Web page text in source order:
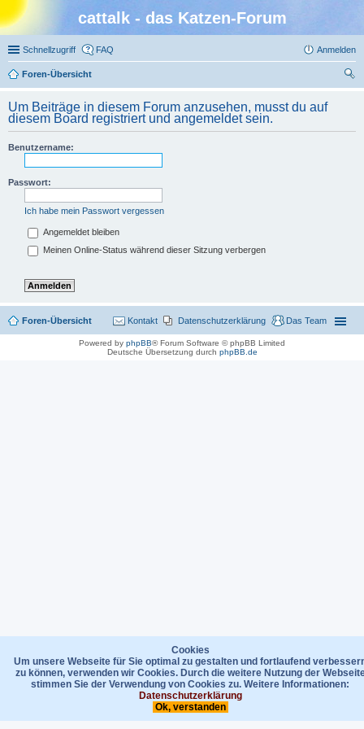
cattalk - das Katzen-Forum
Schnellzugriff FAQ Anmelden
Foren-Übersicht
Um Beiträge in diesem Forum anzusehen, musst du auf
diesem Board registriert und angemeldet sein.
Benutzername:
Passwort:
Ich habe mein Passwort vergessen
Angemeldet bleiben
Meinen Online-Status während dieser Sitzung verbergen
Cookies
Um unsere Webseite für Sie optimal zu gestalten und fortlaufend
zu können, verwenden wir Cookies. Durch die weitere Nutzung der
stimmen Sie der Verwendung von Cookies zu. Weitere Informationen:
Datenschutzerklärung
Ok, verstanden
Foren-Übersicht Das Team
Datenschutzerklärung
Kontakt
Powered by phpBB® Forum Software © phpBB Limited
Deutsche Übersetzung durch phpBB.de